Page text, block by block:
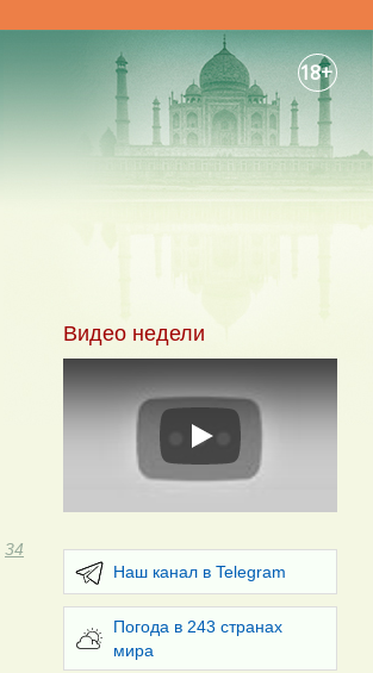
18+
Видео недели
Play
Наш канал в Telegram
Погода в 243 странах
мира
34